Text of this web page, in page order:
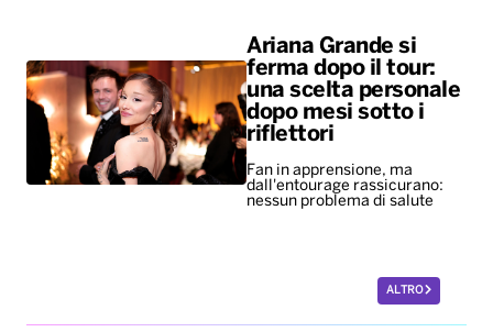
Ariana Grande si
ferma dopo il tour:
una scelta personale
dopo mesi sotto i
riflettori
Fan in apprensione, ma
dall'entourage rassicurano:
nessun problema di salute
ALTRO